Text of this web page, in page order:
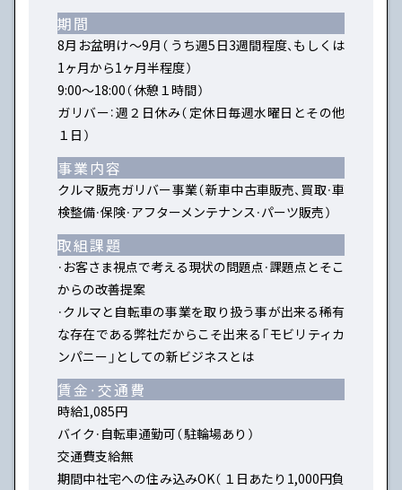
期間
8月お盆明け～9月（うち週5日3週間程度、もしくは
1ヶ月から1ヶ月半程度）
9:00〜18:00（休憩１時間）
ガリバー：週２日休み（定休日毎週水曜日とその他
１日）
事業内容
クルマ販売ガリバー事業（新車中古車販売、買取・車
検整備・保険・アフターメンテナンス・パーツ販売）
取組課題
・お客さま視点で考える現状の問題点・課題点とそこ
からの改善提案
・クルマと自転車の事業を取り扱う事が出来る稀有
な存在である弊社だからこそ出来る「モビリティカ
ンパニー」としての新ビジネスとは
賃金・交通費
時給1,085円
バイク・自転車通勤可（駐輪場あり）
交通費支給無
期間中社宅への住み込みOK（１日あたり1,000円負